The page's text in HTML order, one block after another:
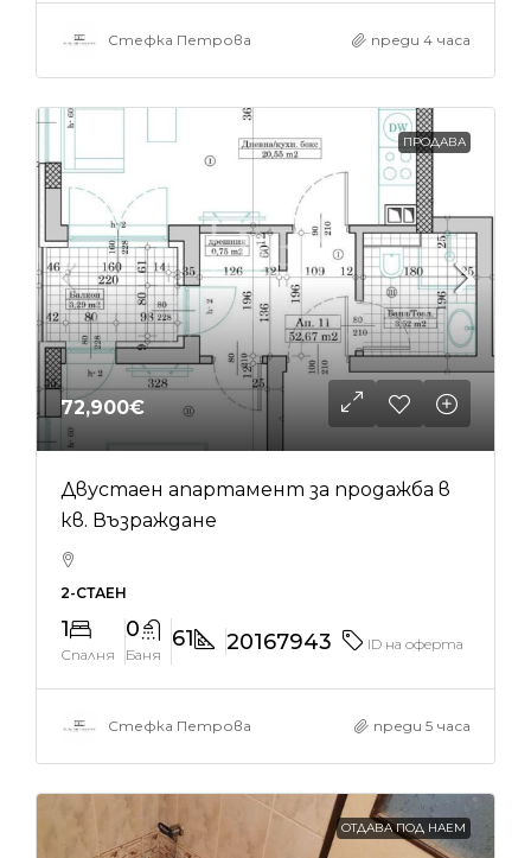
Стефка Петрова преди 4 часа
ПРОДАВА
72,900€
Двустаен апартамент за продажба в
кв. Възраждане
2-СТАЕН
1
Спалня
0
Баня
61 20167943 ID на оферта
Стефка Петрова преди 5 часа
ОТДАВА ПОД НАЕМ